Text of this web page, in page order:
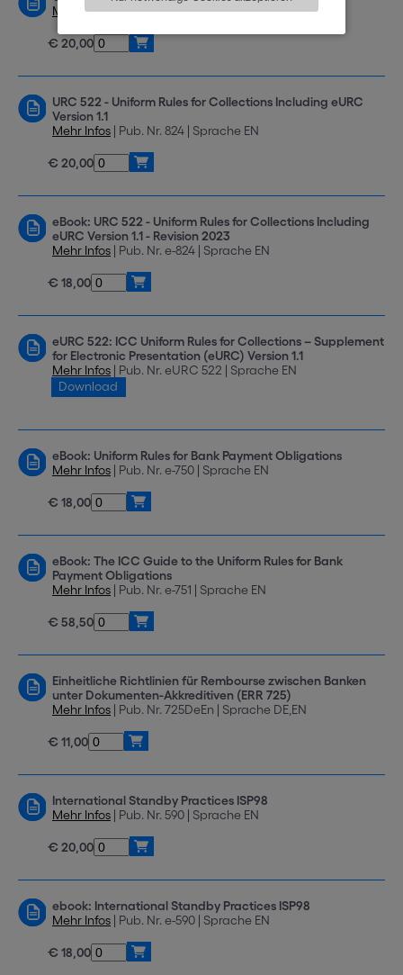
Mehr Infos| Pub. Nr. 522En | Sprache EN
€ 20,00
URC 522 - Uniform Rules for Collections Including eURC
Version 1.1
Mehr Infos | Pub. Nr. 824 | Sprache EN
€ 20,00
eBook: URC 522 - Uniform Rules for Collections Including
eURC Version 1.1 - Revision 2023
Mehr Infos | Pub. Nr. e-824 | Sprache EN
€ 18,00
eURC 522: ICC Uniform Rules for Collections – Supplement
for Electronic Presentation (eURC) Version 1.1
Mehr Infos | Pub. Nr. eURC 522 | Sprache EN
Download
eBook: Uniform Rules for Bank Payment Obligations
Mehr Infos | Pub. Nr. e-750 | Sprache EN
€ 18,00
eBook: The ICC Guide to the Uniform Rules for Bank
Payment Obligations
Mehr Infos | Pub. Nr. e-751 | Sprache EN
€ 58,50
Einheitliche Richtlinien für Rembourse zwischen Banken
unter Dokumenten-Akkreditiven (ERR 725)
Mehr Infos | Pub. Nr. 725DeEn | Sprache DE,EN
€ 11,00
International Standby Practices ISP98
Mehr Infos | Pub. Nr. 590 | Sprache EN
€ 20,00
ebook: International Standby Practices ISP98
Mehr Infos | Pub. Nr. e-590 | Sprache EN
€ 18,00